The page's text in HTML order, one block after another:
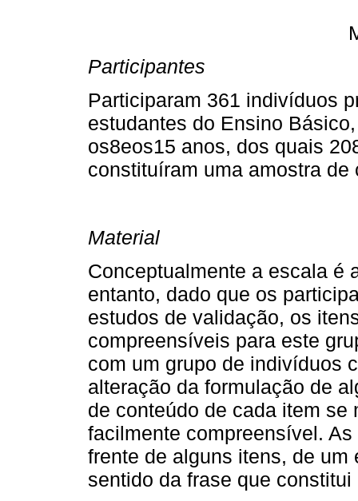
Participantes
Participaram 361 indivíduos
estudantes do Ensino
os8eos15 anos, dos quais
constituíram uma amostra de
Material
Conceptualmente a escala é
entanto, dado que os
estudos de validação, os
compreensíveis para este
com um grupo de indivíduos
alteração da formulação de
de conteúdo de cada item
facilmente compreensível.
frente de alguns itens, de
sentido da frase que